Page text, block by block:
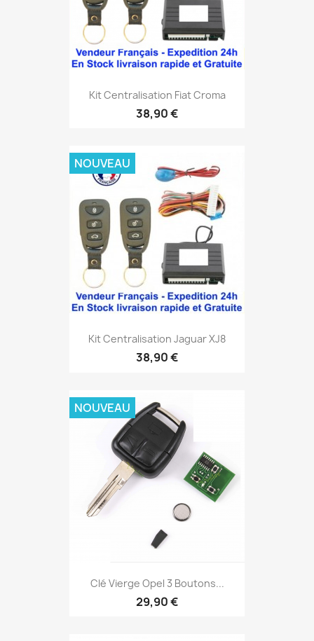
Kit Centralisation Fiat Croma
38,90 €
Kit Centralisation Jaguar XJ8
38,90 €
NOUVEAU
Clé Vierge Opel 3 Boutons...
29,90 €
NOUVEAU